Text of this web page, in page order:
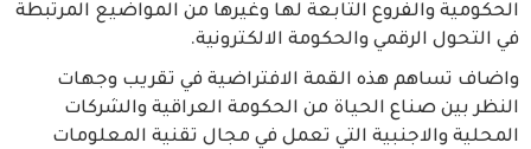
الحكومية والفروع التابعة لها وغيرها من المواضيع المرتبطة
في التحول الرقمي والحكومة الالكترونية.
واضاف تساهم هذه القمة الافتراضية في تقريب وجهات
النظر بين صناع الحياة من الحكومة العراقية والشركات
المحلية والاجنبية التي تعمل في مجال تقنية المعلومات